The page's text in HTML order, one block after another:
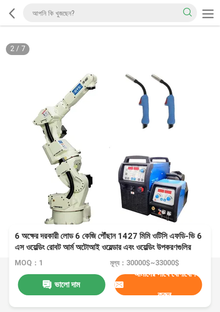
2/ 7
6 অক্ষের দরকারী লোড 6 কেজি পৌঁছান 1427 মিমি ওটিসি এফডি-ভি 6
এস ওয়েল্ডিং রোবট আর্ম অটোআই ওয়েল্ডার এবং ওয়েল্ডিং উপকরণগুলির
জন্য টিবিআই বন্দুক সহ
MOQ：1 মূল্য：30000$~33000$
ভালো দাম
আমাদের সাথে যোগাযোগ
করুন